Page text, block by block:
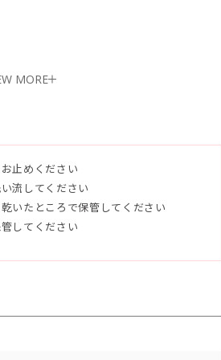
ゲットウ葉水、シイクワシャー果汁、パ
ス、パパイヤ果汁、オキナワモズクエ
、ジャスミン油、マイカ
MORE
止めください
流してください
いたところで保管してください
してください